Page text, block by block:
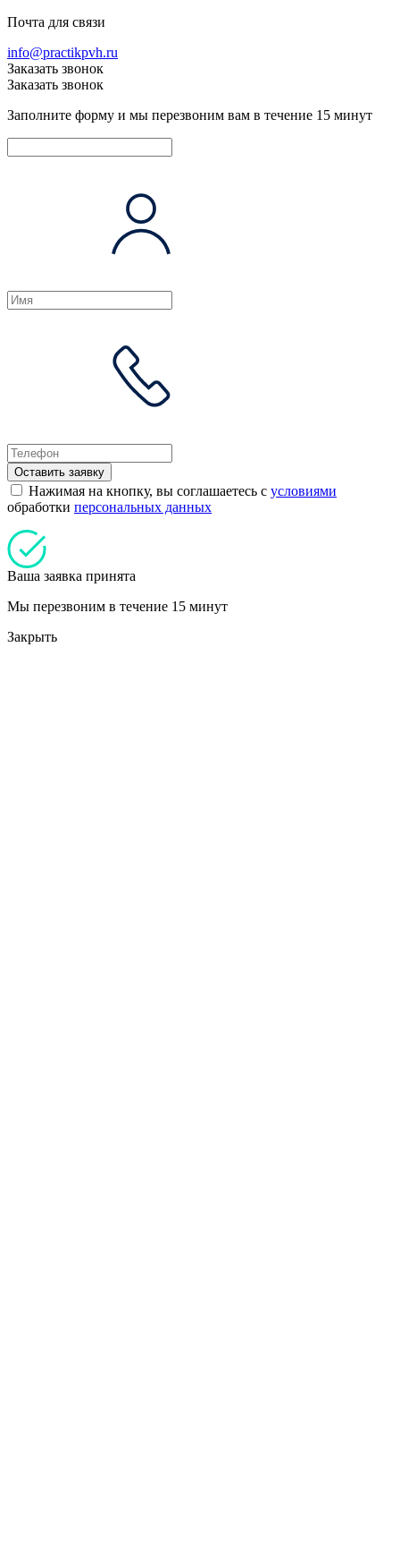
Почта для связи
info@practikpvh.ru
Заказать звонок
Заказать звонок
Заполните форму и мы перезвоним вам в течение 15 минут
Оставить заявку
Нажимая на кнопку, вы соглашаетесь с условиями
обработки персональных данных
Ваша заявка принята
Мы перезвоним в течение 15 минут
Закрыть